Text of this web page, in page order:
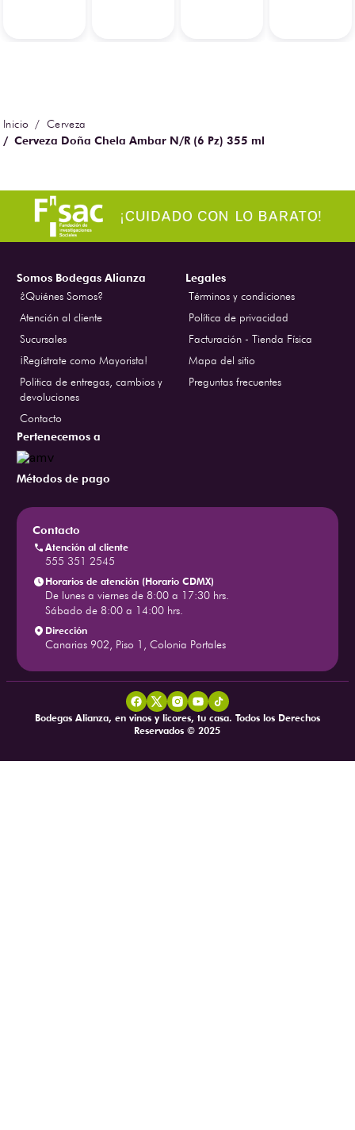
Cerveza
Cerveza Doña Chela Ambar N/R (6 Pz) 355 ml
Somos Bodegas Alianza
¿Quiénes Somos?
Atención al cliente
Sucursales
¡Regístrate como Mayorista!
Politica de entregas, cambios y
devoluciones
Contacto
Legales
Términos y condiciones
Política de privacidad
Facturación - Tienda Física
Mapa del sitio
Preguntas frecuentes
Pertenecemos a
Métodos de pago
Contacto
Atención al cliente
555 351 2545
Horarios de atención (Horario CDMX)
De lunes a viernes de 8:00 a 17:30 hrs.
Sábado de 8:00 a 14:00 hrs.
Dirección
Canarias 902, Piso 1, Colonia Portales
Bodegas Alianza, en vinos y licores, tu casa. Todos los Derechos
Reservados © 2025